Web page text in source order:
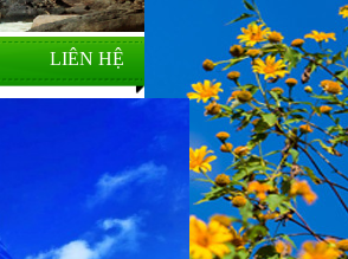
LIÊN HỆ